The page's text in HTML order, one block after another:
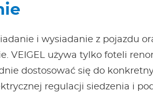
i wysiadanie z pojazdu
VEIGEL używa tylko foteli
dostosować się do
regulacji siedzenia i